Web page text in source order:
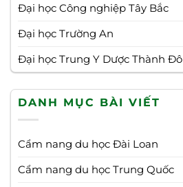
Đại học Công nghiệp Tây Bắc
Đại học Trường An
Đại học Trung Y Dược Thành Đô
DANH MỤC BÀI VIẾT
Cẩm nang du học Đài Loan
Cẩm nang du học Trung Quốc